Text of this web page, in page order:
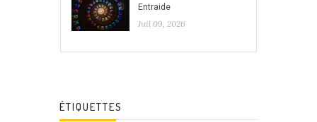
Entraide
Juil 09, 2026
ÉTIQUETTES